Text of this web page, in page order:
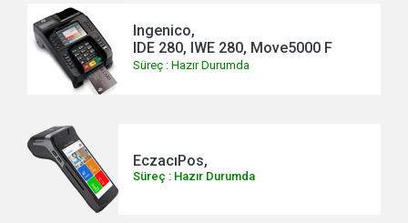
Ingenico,
IDE 280, IWE 280, Move5000 F
Süreç : Hazır Durumda
EczacıPos,
Süreç : Hazır Durumda